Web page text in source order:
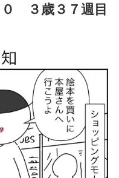
０ ３歳３７週目